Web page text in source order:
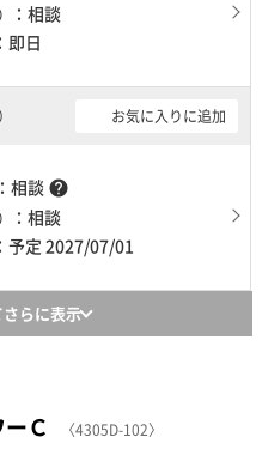
：相談
即日
お気に入りに追加
：相談 help
：相談
予定 2027/07/01
らに表示
Ｃ 〈4305D-102〉